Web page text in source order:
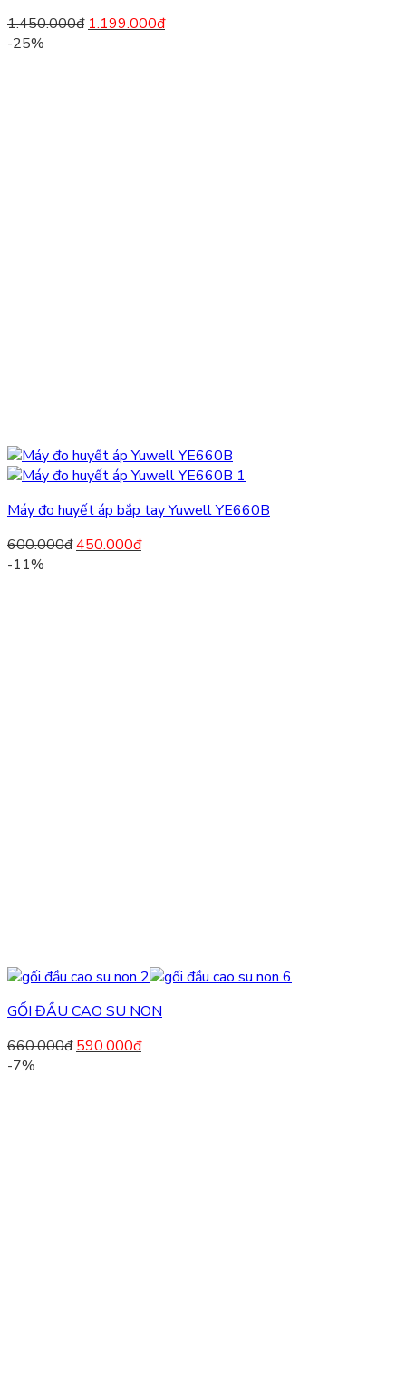
1.450.000đ 1.199.000đ
-25%
Máy đo huyết áp bắp tay Yuwell YE660B
600.000đ450.000đ
-11%
GỐI ĐẦU CAO SU NON
660.000đ 590.000đ
-7%